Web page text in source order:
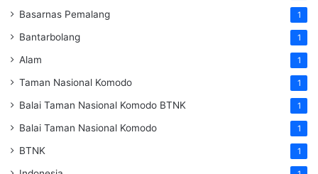
Basarnas Pemalang 1
Bantarbolang 1
Alam 1
Taman Nasional Komodo 1
Balai Taman Nasional Komodo BTNK 1
Balai Taman Nasional Komodo 1
BTNK 1